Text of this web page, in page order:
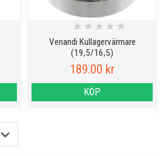
Venandi Kullagervärmare
(19,5/16,5)
★ ★ ★ ★ ★
189.00 kr
KÖP